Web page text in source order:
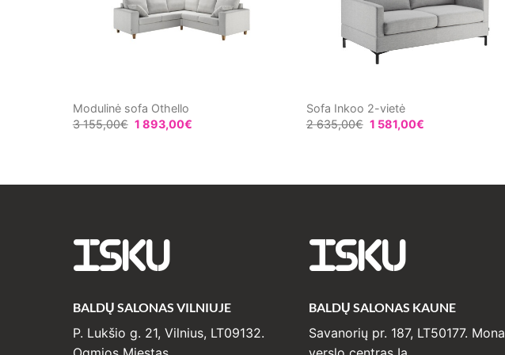
Modulinė sofa Othello
3 155,00€ 1 893,00€
Sofa Inkoo 2-vietė
2 635,00€ 1 581,00€
ISKU
BALDŲ SALONAS VILNIUJE
P. Lukšio g. 21, Vilnius, LT09132.
ISKU
BALDŲ SALONAS KAUNE
Savanorių pr. 187, LT50177. Mona